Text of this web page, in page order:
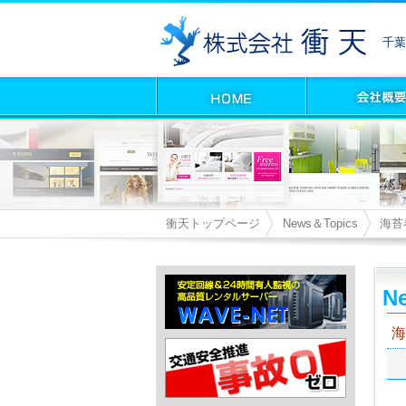
千
衝天トップページ News＆Topics 海苔